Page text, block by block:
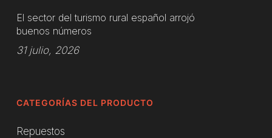
El sector del turismo rural español arrojó
buenos números
31 julio, 2026
CATEGORÍAS DEL PRODUCTO
Repuestos